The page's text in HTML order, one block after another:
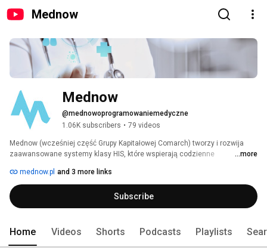
Mednow
Mednow
@mednowoprogramowaniemedyczne
1.06K subscribers • 79 videos
Mednow (wcześniej część Grupy Kapitałowej Comarch) tworzy i rozwija
zaawansowane systemy klasy HIS, które wspierają codzienne
obszary dokumentacji medycznej, diagnostyki, rozliczeń oraz
zarządzania zasobami, tworząc spójne środowisko do obsługi procesów
operacyjnych placówek.
...more
mednow.pl and 3 more links
Subscribe
Home Videos Shorts Podcasts Playlists